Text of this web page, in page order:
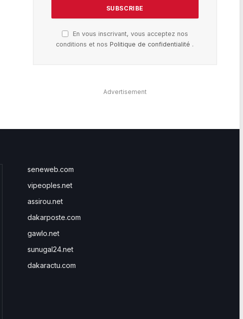
En vous inscrivant, vous acceptez nos
conditions et nosPolitique de confidentialité .
Advertisement
seneweb.com
vipeoples.net
assirou.net
dakarposte.com
gawlo.net
sunugal24.net
dakaractu.com